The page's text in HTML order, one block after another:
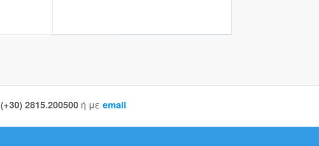
(+30) 2815.200500 ή με email